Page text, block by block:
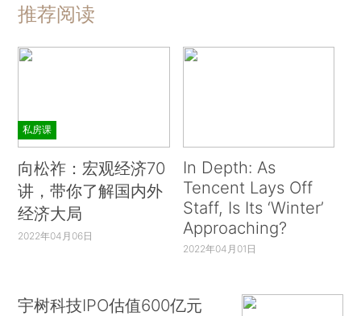
推荐阅读
私房课
向松祚：宏观经济70
讲，带你了解国内外
经济大局
2022年04月06日
In Depth: As
Tencent Lays Off
Staff, Is Its ‘Winter’
Approaching?
2022年04月01日
宇树科技IPO估值600亿元